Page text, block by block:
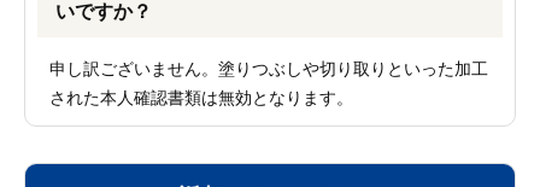
いですか？
申し訳ございません。塗りつぶしや切り取りといった加工
された本人確認書類は無効となります。